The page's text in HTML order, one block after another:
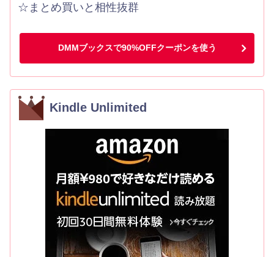
☆まとめ買いと相性抜群
DMMブックスで90%OFFクーポンを使う
Kindle Unlimited